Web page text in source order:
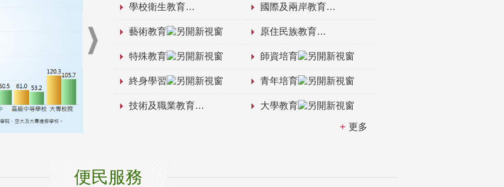
學校衛生教育 國際及兩岸教育
藝術教育 原住民族教育
特殊教育 師資培育
終身學習 青年培育
技術及職業教育 大學教育
更多
便民服務